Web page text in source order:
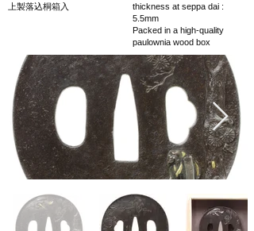
上製落込桐箱入
thickness at seppa dai :
5.5mm
Packed in a high-quality
paulownia wood box